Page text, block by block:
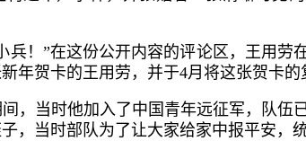
！”在这份公开内容的评论区，王用劳
年贺卡的王用劳，并于4月将这张贺卡的
，当时他加入了中国青年远征军，队伍
，当时部队为了让大家给家中报平安，